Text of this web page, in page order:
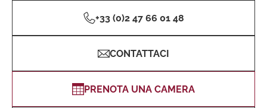
+33 (0)2 47 66 01 48
CONTATTACI
PRENOTA UNA CAMERA